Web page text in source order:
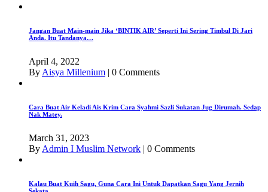
Jangan Buat Main-main Jika ‘BINTIK AIR’ Seperti Ini Sering Timbul Di Jari
Anda. Itu Tandanya…
April 4, 2022
By Aisya Millenium | 0 Comments
Cara Buat Air Keladi Ais Krim Cara Syahmi Sazli Sukatan Jug Dirumah. Sedap
Nak Matey.
March 31, 2023
By Admin I Muslim Network | 0 Comments
Kalau Buat Kuih Sagu, Guna Cara Ini Untuk Dapatkan Sagu Yang Jernih
Sekata.